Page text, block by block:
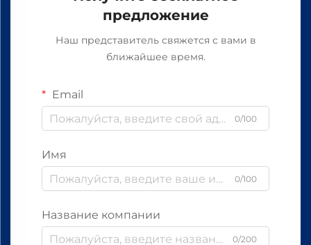
предложение
Наш представитель свяжется с вами в
ближайшее время.
Email
0/100
Имя
0/100
Название компании
0/200